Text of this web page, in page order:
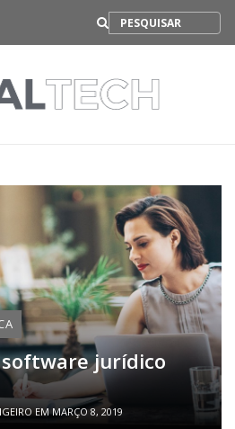
jurídico
EMMARÇO 8, 2019